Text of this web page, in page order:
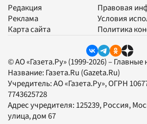
Редакция
Реклама
Карта сайта
Правовая
Условия
Политика
© АО «Газета.Ру» (1999-2026) –
Название: Газета.Ru (Gazeta.Ru)
Учредитель:АО «Газета.Ру», ОГРН
7743625728
Адрес учредителя: 125239, Россия,
улица, дом 67